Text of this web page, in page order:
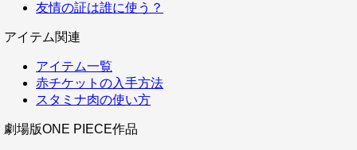
友情の証は誰に使う？
アイテム関連
アイテム一覧
赤チケットの入手方法
スタミナ肉の使い方
劇場版ONE PIECE作品